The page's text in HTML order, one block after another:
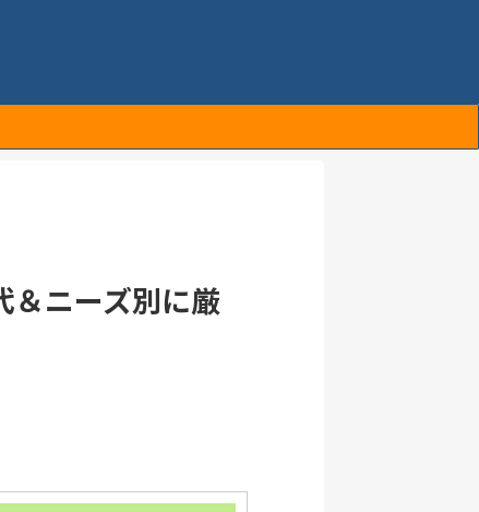
＆ニーズ別に厳